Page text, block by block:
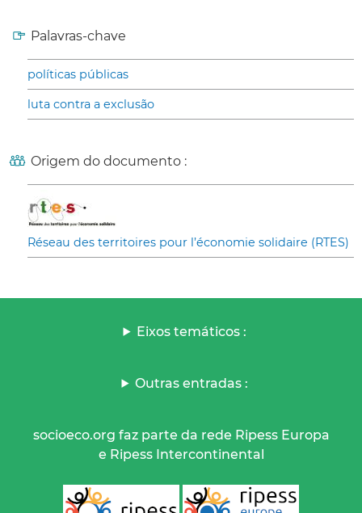
Palavras-chave
políticas públicas
luta contra a exclusão
Origem do documento :
Réseau des territoires pour l’économie solidaire (RTES)
Eixos temáticos :
Outras entradas :
socioeco.org faz parte da rede Ripess Europa
e Ripess Intercontinental